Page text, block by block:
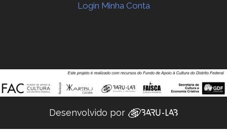
Login Minha Conta
Desenvolvido por ‌